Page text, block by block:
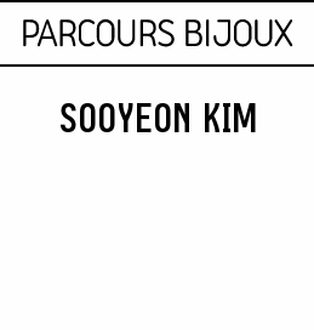
Skip to content
CARTE
SOOYEON KIM